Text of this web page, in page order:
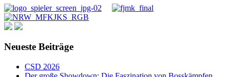
Neueste Beiträge
CSD 2026